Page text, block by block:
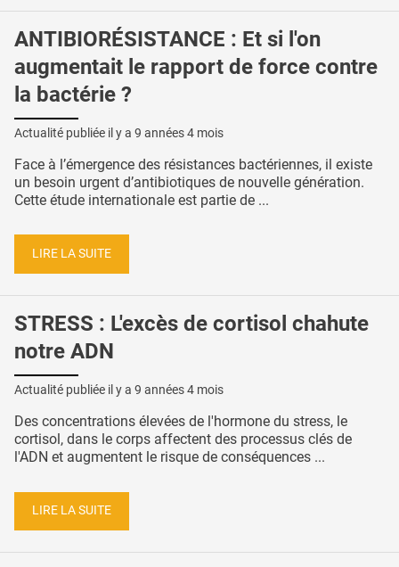
ANTIBIORÉSISTANCE : Et si l'on
augmentait le rapport de force contre
la bactérie ?
Actualité publiée il y a 9 années 4 mois
Face à l’émergence des résistances bactériennes, il existe
un besoin urgent d’antibiotiques de nouvelle génération.
Cette étude internationale est partie de ...
LIRE LA SUITE
STRESS : L'excès de cortisol chahute
notre ADN
Actualité publiée il y a 9 années 4 mois
Des concentrations élevées de l'hormone du stress, le
cortisol, dans le corps affectent des processus clés de
l'ADN et augmentent le risque de conséquences ...
LIRE LA SUITE